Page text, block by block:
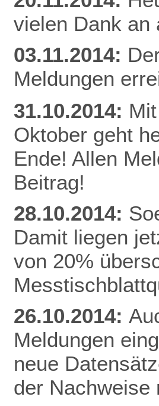
vielen Dank an
03.11.2014:
Meldungen
31.10.2014:
Oktober geht
Ende! Allen
Beitrag!
28.10.2014:
Damit liegen
von 20%
26.10.2014:
Meldungen
neue
der